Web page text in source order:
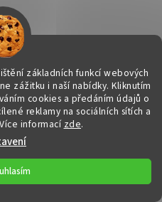
základních funkcí webových
zážitku i naší nabídky. Kliknutím
cookies a předáním údajů o
reklamy na sociálních sítích a
informací zde.